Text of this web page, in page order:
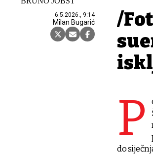
6.5.2026., 9:14
Milan Bugarić
/
P
do